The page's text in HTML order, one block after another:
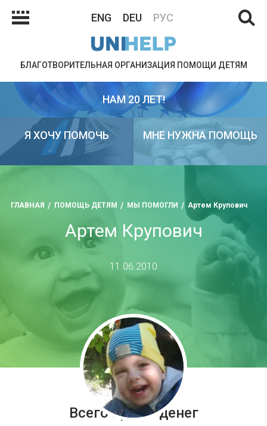
ENG DEU РУС
БЛАГОТВОРИТЕЛЬНАЯ ОРГАНИЗАЦИЯ ПОМОЩИ ДЕТЯМ
НАМ 20 ЛЕТ!
Я ХОЧУ ПОМОЧЬ МНЕ НУЖНА ПОМОЩЬ
ГЛАВНАЯ ПОМОЩЬ ДЕТЯМ МЫ ПОМОГЛИ Артем Крупович
Артем Крупович
11.06.2010
Всего нужно денег